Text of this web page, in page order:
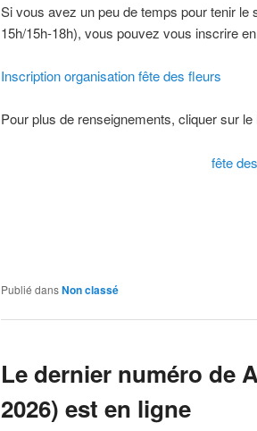
Si vous avez un peu de temps pour tenir
15h/15h-18h), vous pouvez vous inscrire
Inscription organisation fête des fleurs
Pour plus de renseignements, cliquer sur
fête des
Publié dansNon classé
Le dernier numéro de
2026) est en ligne